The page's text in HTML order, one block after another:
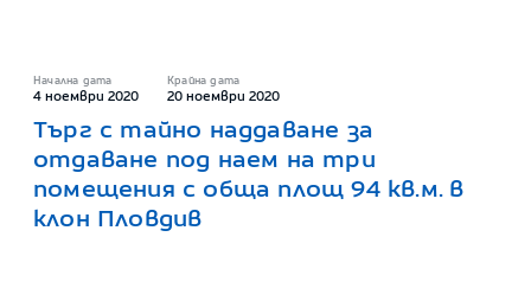
Начална дата
4 ноември 2020
Крайна дата
20 ноември 2020
Търг с тайно наддаване за
отдаване под наем на три
помещения с обща площ 94 кв.м. в
клон Пловдив